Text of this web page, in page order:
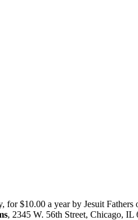
$10.00 a year by Jesuit Fathers
, 2345 W. 56th Street, Chicago, IL